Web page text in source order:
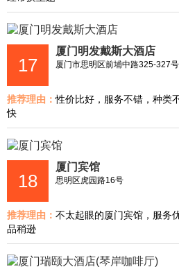
17
厦门明发戴斯大酒店
厦门市思明区前埔中路325-327号
推荐理由：性价比好，服务不错，种类
快
18
厦门宾馆
思明区虎园路16号
推荐理由： 不太起眼的厦门宾馆，服务
品稍逊